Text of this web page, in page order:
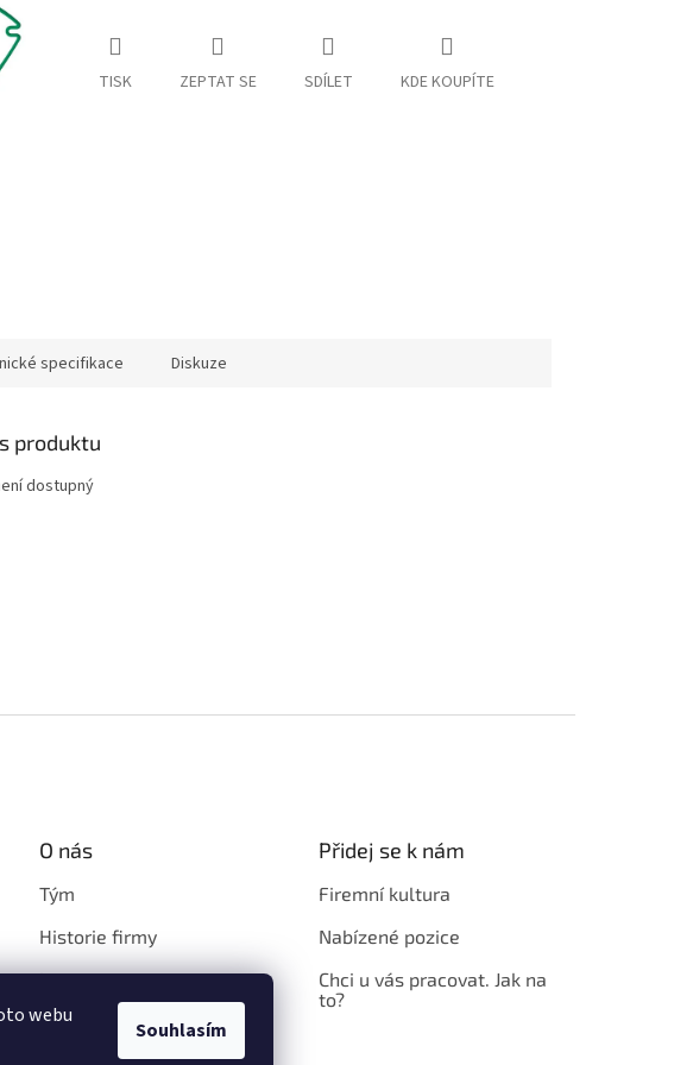
webu
Souhlasím
TISK ZEPTAT SE SDÍLET KDE KOUPÍTE
specifikace Diskuze
produktu
dostupný
O nás
Tým
Historie firmy
Loga
Přidej se k nám
Firemní kultura
Nabízené pozice
Chci u vás pracovat. Jak na
to?